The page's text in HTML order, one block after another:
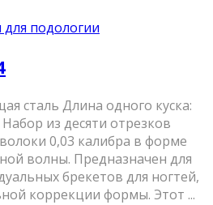
подологии
сталь Длина одного куска:
из десяти отрезков
0,03 калибра в форме
волны. Предназначен для
брекетов для ногтей,
коррекции формы. Этот ...